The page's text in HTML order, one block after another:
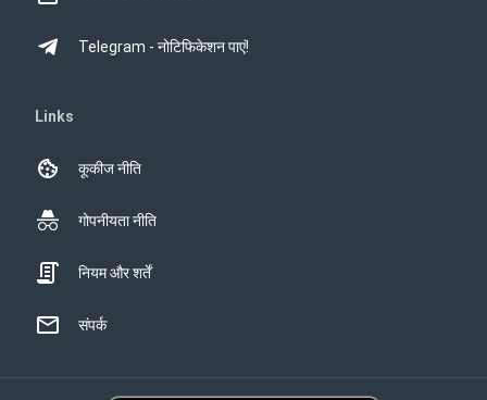
Telegram - नोटिफिकेशन पाएं!
Links
कूकीज नीति
गोपनीयता नीति
नियम और शर्तें
संपर्क